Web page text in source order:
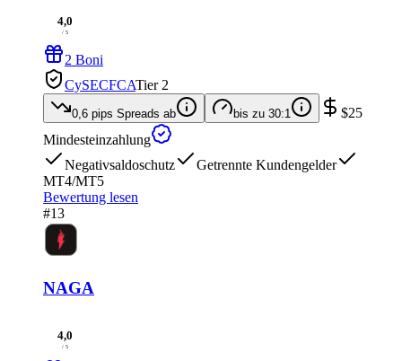
4,0
/ 5
2 Boni
CySECFCATier 2
0,6 pips Spreads ab bis zu 30:1
$25
Mindesteinzahlung
Negativsaldoschutz
Getrennte Kundengelder
MT4/MT5
Bewertung lesen
#13
NAGA
4,0
/ 5